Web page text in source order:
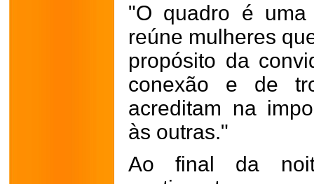
"O quadro é
reúne mulheres
propósito da
conexão e de
acreditam na
às outras."
Ao final da